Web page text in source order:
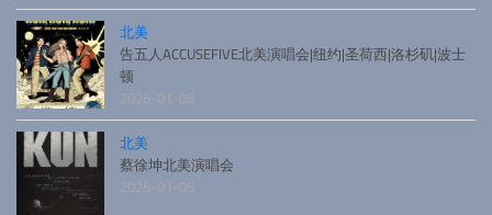
北美
告五人ACCUSEFIVE北美演唱会|纽约|圣荷西|洛杉矶|波士
顿
2026-01-05
北美
蔡徐坤北美演唱会
2026-01-05